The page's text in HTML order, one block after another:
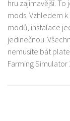
hru zajímavější.
mods. Vzhledem
modů, instalace
jedinečnou.
nemusíte bát
Farming